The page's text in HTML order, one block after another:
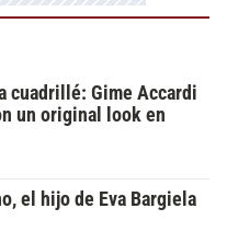
cuadrillé: Gime Accardi
un original look en
el hijo de Eva Bargiela